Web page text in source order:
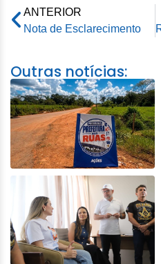
ANTERIOR
Nota de Esclarecimento
Outras notícias: